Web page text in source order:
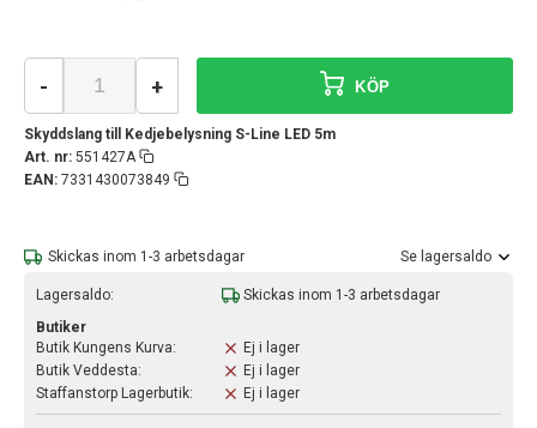
Skyddslang till Kedjebelysning S-Line LED 5m
Art. nr: 551427A
EAN: 7331430073849
- + KÖP
Skickas inom 1-3 arbetsdagar Se lagersaldo
Lagersaldo:
Skickas inom 1-3 arbetsdagar
Butiker
Butik Kungens Kurva:
Ej i lager
Butik Veddesta:
Ej i lager
Staffanstorp Lagerbutik:
Ej i lager